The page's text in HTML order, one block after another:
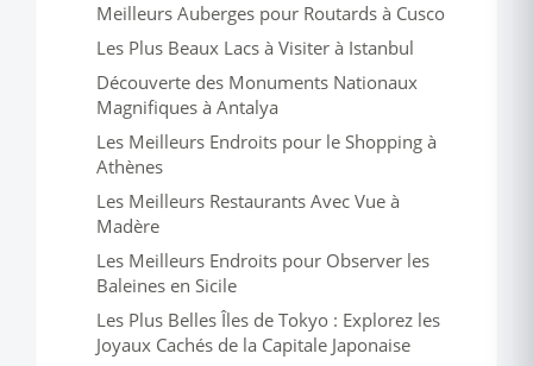
Meilleurs Auberges pour Routards à Cusco
Les Plus Beaux Lacs à Visiter à Istanbul
Découverte des Monuments Nationaux
Magnifiques à Antalya
Les Meilleurs Endroits pour le Shopping à
Athènes
Les Meilleurs Restaurants Avec Vue à
Madère
Les Meilleurs Endroits pour Observer les
Baleines en Sicile
Les Plus Belles Îles de Tokyo : Explorez les
Joyaux Cachés de la Capitale Japonaise